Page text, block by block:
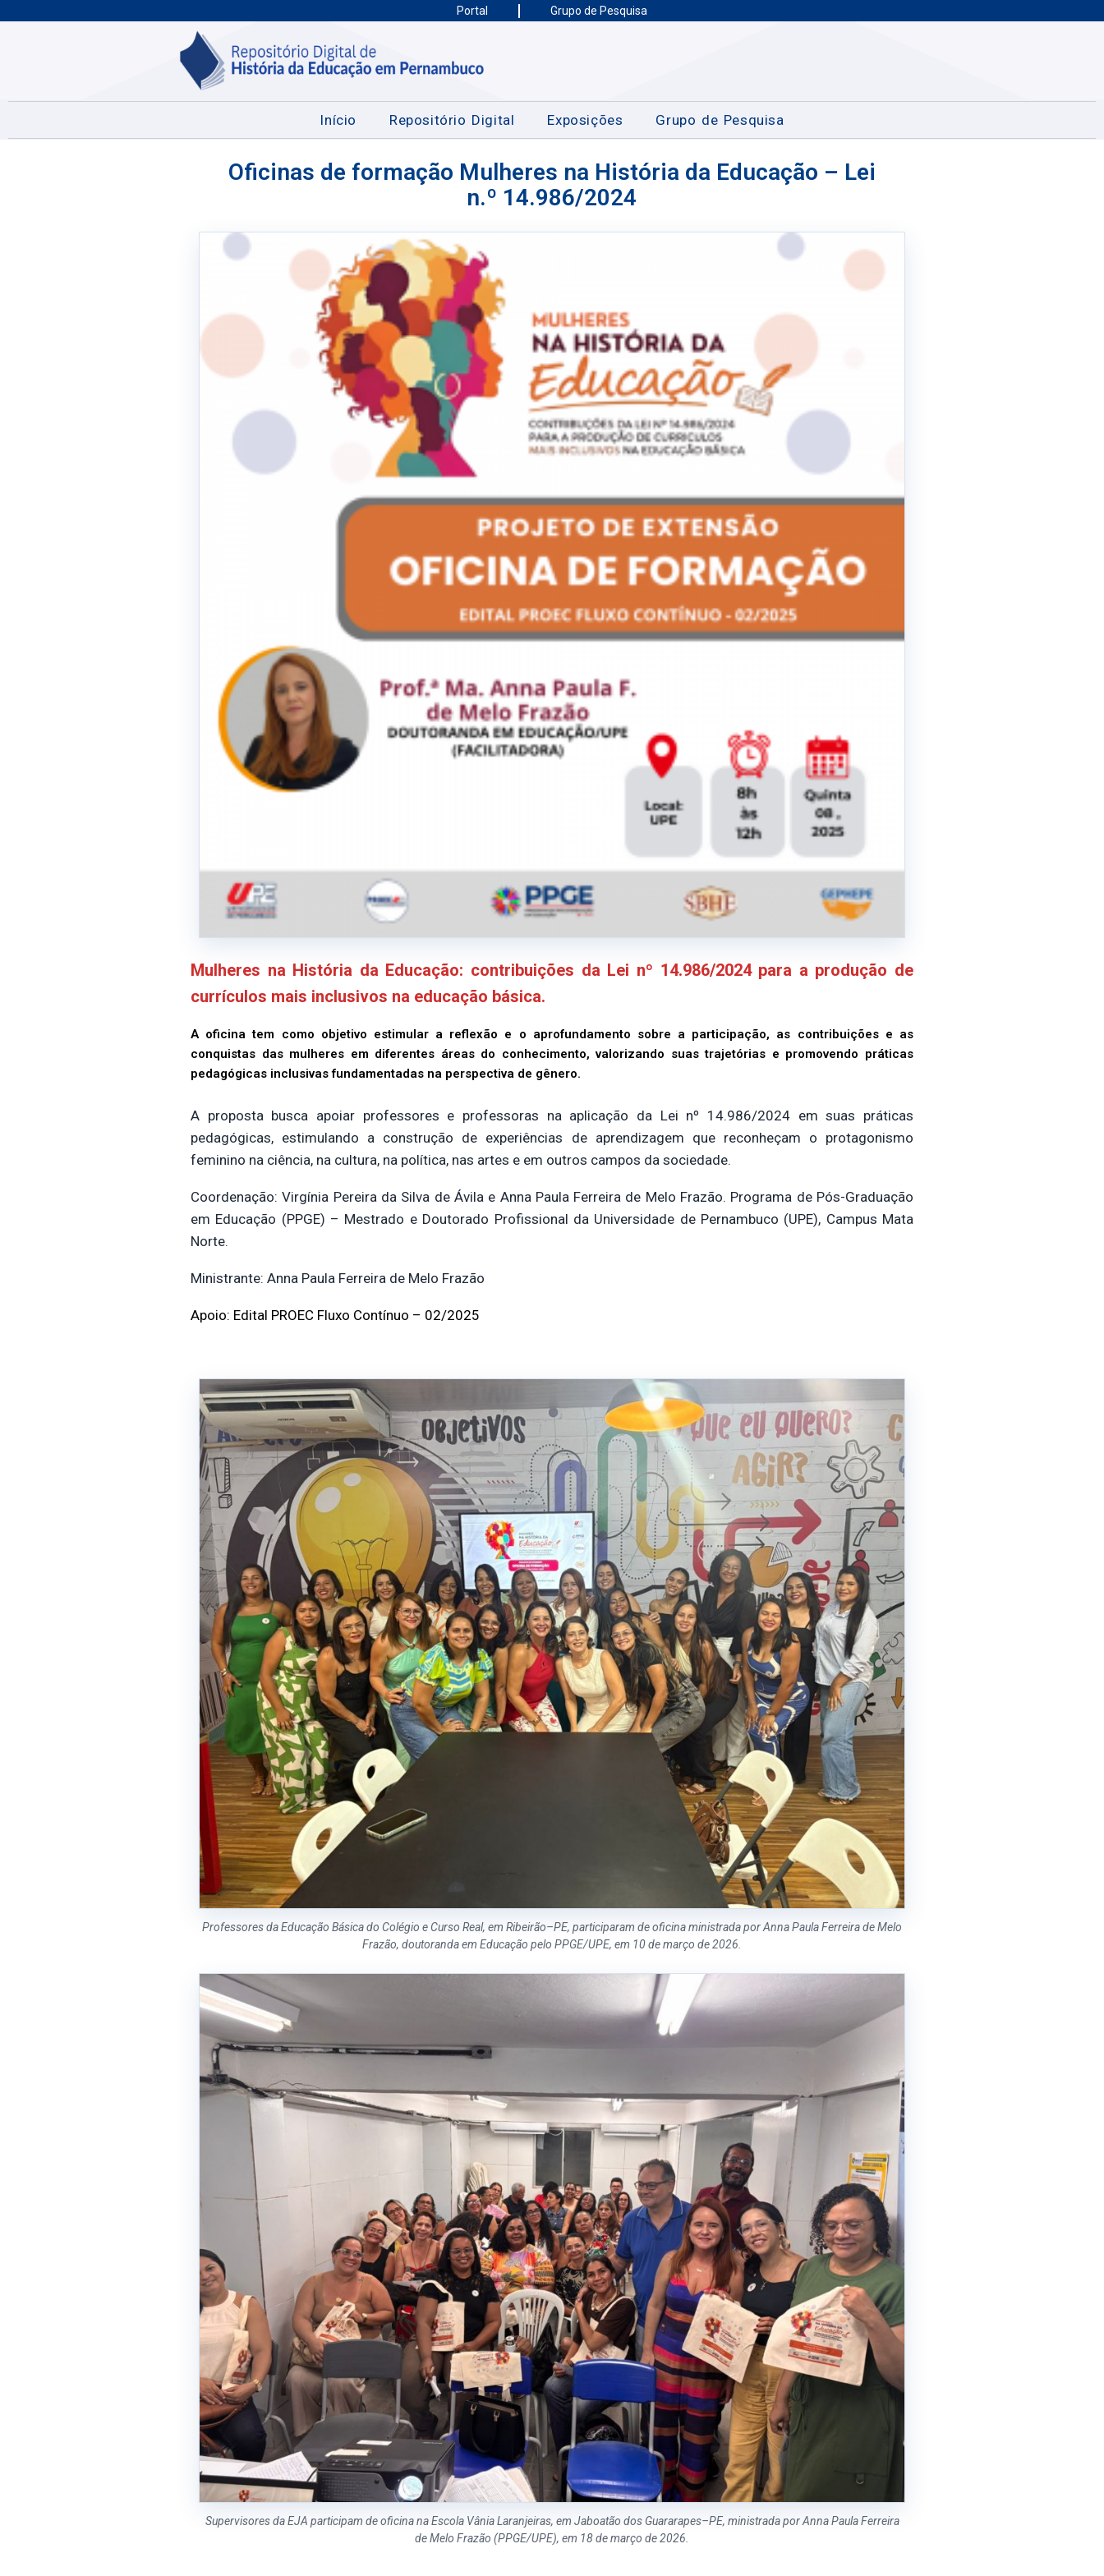
Portal Grupo de Pesquisa
Início Repositório Digital Exposições Grupo de Pesquisa
Oficinas de formação Mulheres na História da Educação – Lei
n.º 14.986/2024
Mulheres na História da Educação: contribuições da Lei nº 14.986/2024 para a produção de
currículos mais inclusivos na educação básica.
A oficina tem como objetivo estimular a reflexão e o aprofundamento sobre a participação, as contribuições e as
conquistas das mulheres em diferentes áreas do conhecimento, valorizando suas trajetórias e promovendo práticas
pedagógicas inclusivas fundamentadas na perspectiva de gênero.
A proposta busca apoiar professores e professoras na aplicação da Lei nº 14.986/2024 em suas práticas
pedagógicas, estimulando a construção de experiências de aprendizagem que reconheçam o protagonismo
feminino na ciência, na cultura, na política, nas artes e em outros campos da sociedade.
Coordenação: Virgínia Pereira da Silva de Ávila e Anna Paula Ferreira de Melo Frazão. Programa de Pós-Graduação
em Educação (PPGE) – Mestrado e Doutorado Profissional da Universidade de Pernambuco (UPE), Campus Mata
Norte.
Ministrante: Anna Paula Ferreira de Melo Frazão
Apoio: Edital PROEC Fluxo Contínuo – 02/2025
Professores da Educação Básica do Colégio e Curso Real, em Ribeirão–PE, participaram de oficina ministrada por Anna Paula Ferreira de Melo
Frazão, doutoranda em Educação pelo PPGE/UPE, em 10 de março de 2026.
Supervisores da EJA participam de oficina na Escola Vânia Laranjeiras, em Jaboatão dos Guararapes–PE, ministrada por Anna Paula Ferreira
de Melo Frazão (PPGE/UPE), em 18 de março de 2026.